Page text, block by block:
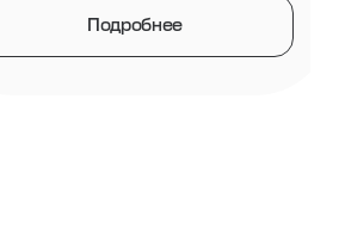
Подробнее